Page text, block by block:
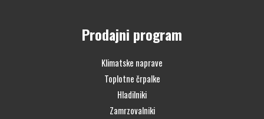
Prodajni program
Klimatske naprave
Toplotne črpalke
Hladilniki
Zamrzovalniki